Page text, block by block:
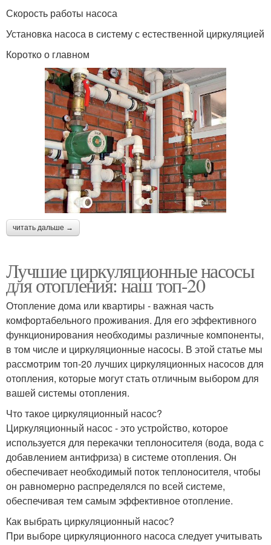
Скорость работы насоса
Установка насоса в систему с естественной циркуляцией
Коротко о главном
читать дальше →
Лучшие циркуляционные насосы
для отопления: наш топ-20
Отопление дома или квартиры - важная часть
комфортабельного проживания. Для его эффективного
функционирования необходимы различные компоненты,
в том числе и циркуляционные насосы. В этой статье мы
рассмотрим топ-20 лучших циркуляционных насосов для
отопления, которые могут стать отличным выбором для
вашей системы отопления.
Что такое циркуляционный насос?
Циркуляционный насос - это устройство, которое
используется для перекачки теплоносителя (вода, вода с
добавлением антифриза) в системе отопления. Он
обеспечивает необходимый поток теплоносителя, чтобы
он равномерно распределялся по всей системе,
обеспечивая тем самым эффективное отопление.
Как выбрать циркуляционный насос?
При выборе циркуляционного насоса следует учитывать